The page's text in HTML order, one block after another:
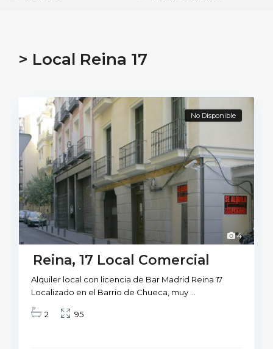
> Local Reina 17
4
No Disponible
Reina, 17 Local Comercial
Alquiler local con licencia de Bar Madrid Reina 17
Localizado en el Barrio de Chueca, muy
2 95